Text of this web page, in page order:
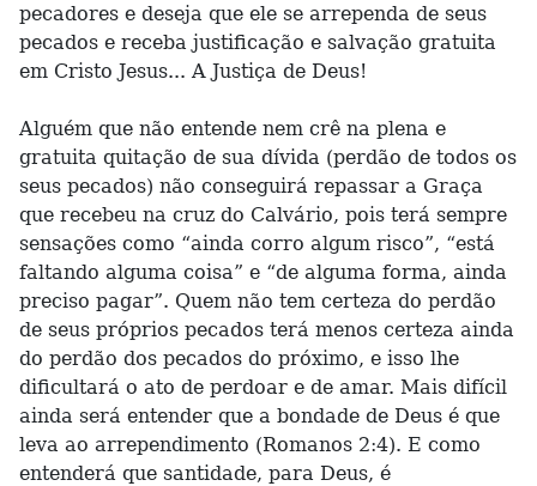
pecadores e deseja que ele se arrependa de seus
pecados e receba justificação e salvação gratuita
em Cristo Jesus... A Justiça de Deus!
Alguém que não entende nem crê na plena e
gratuita quitação de sua dívida (perdão de todos os
seus pecados) não conseguirá repassar a Graça
que recebeu na cruz do Calvário, pois terá sempre
sensações como “ainda corro algum risco”, “está
faltando alguma coisa” e “de alguma forma, ainda
preciso pagar”. Quem não tem certeza do perdão
de seus próprios pecados terá menos certeza ainda
do perdão dos pecados do próximo, e isso lhe
dificultará o ato de perdoar e de amar. Mais difícil
ainda será entender que a bondade de Deus é que
leva ao arrependimento (Romanos 2:4). E como
entenderá que santidade, para Deus, é